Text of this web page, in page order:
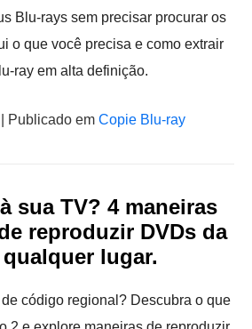
Blu-rays sem precisar procurar os
o que você precisa e como extrair
ray em alta definição.
Publicado em Copie Blu-ray
sua TV? 4 maneiras
reproduzir DVDs da
lugar.
código regional? Descubra o que